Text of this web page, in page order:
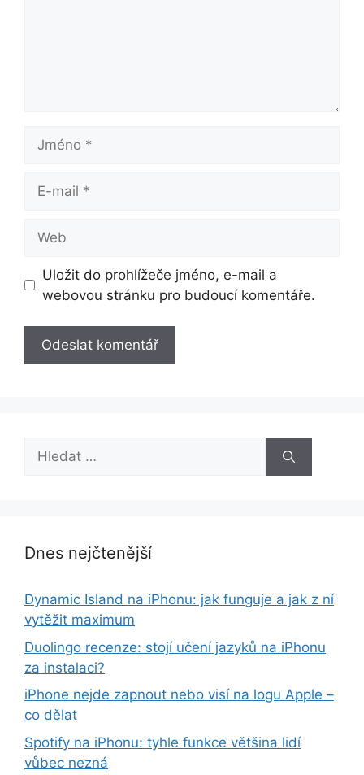
Jméno
mail
Uložit do prohlížeče jméno, e-mail a
webovou stránku pro budoucí komentáře.
Hledat:
Dnes nejčtenější
Dynamic Island na iPhonu: jak funguje a jak z ní
vytěžit maximum
Duolingo recenze: stojí učení jazyků na iPhonu
za instalaci?
iPhone nejde zapnout nebo visí na logu Apple –
co dělat
Spotify na iPhonu: tyhle funkce většina lidí
vůbec nezná